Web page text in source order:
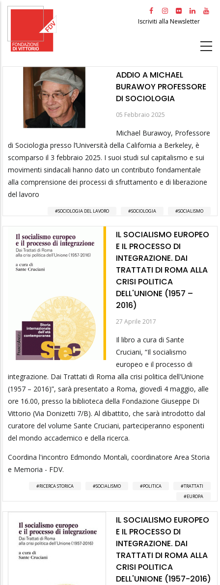
Salta
principale
Iscriviti alla Newsletter
ADDIO A MICHAEL
BURAWOY PROFESSORE
DI SOCIOLOGIA
05 Febbraio 2025
Michael Burawoy, Professore
di Sociologia presso l’Università della California a Berkeley, è
scomparso il 3 febbraio 2025. I suoi studi sul capitalismo e sui
movimenti sindacali hanno dato un contributo fondamentale
alla comprensione dei processi di sfruttamento e di liberazione
del lavoro
SOCIOLOGIA DEL LAVORO SOCIOLOGIA SOCIALISMO
IL SOCIALISMO EUROPEO
E IL PROCESSO DI
INTEGRAZIONE. DAI
TRATTATI DI ROMA ALLA
CRISI POLITICA
DELL'UNIONE (1957 –
2016)
27 Aprile 2017
Il libro a cura di Sante
Cruciani, “Il socialismo
europeo e il processo di
integrazione. Dai Trattati di Roma alla crisi politica dell'Unione
(1957 – 2016)”, sarà presentato a Roma, giovedì 4 maggio, alle
ore 16.00, presso la biblioteca della Fondazione Giuseppe Di
Vittorio (Via Donizetti 7/B). Al dibattito, che sarà introdotto dal
curatore del volume Sante Cruciani, parteciperanno esponenti
del mondo accademico e della ricerca.
Coordina l'incontro Edmondo Montali, coordinatore Area Storia
e Memoria - FDV.
RICERCA STORICA SOCIALISMO POLITICA
TRATTATI
EUROPA
IL SOCIALISMO EUROPEO
E IL PROCESSO DI
INTEGRAZIONE. DAI
TRATTATI DI ROMA ALLA
CRISI POLITICA
DELL'UNIONE (1957-2016)